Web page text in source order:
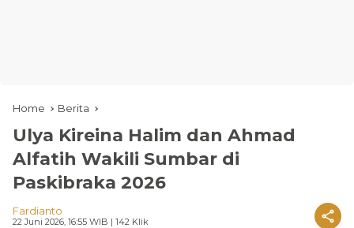
Home Berita
Ulya Kireina Halim dan Ahmad
Alfatih Wakili Sumbar di
Paskibraka 2026
Fardianto
22 Juni 2026, 16:55 WIB | 142 Klik